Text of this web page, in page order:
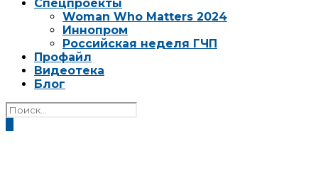
Спецпроекты
Woman Who Matters 2024
Иннопром
Российская неделя ГЧП
Профайл
Видеотека
Блог